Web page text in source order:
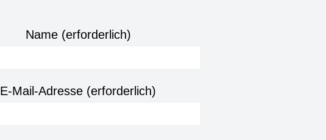
Name (erforderlich)
E-Mail-Adresse (erforderlich)